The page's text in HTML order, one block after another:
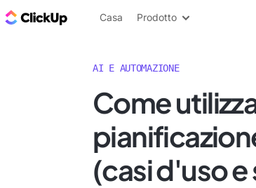
Blog di ClickUp
Casa Prodotto
AI E AUTOMAZIONE
Come
(casi d'uso